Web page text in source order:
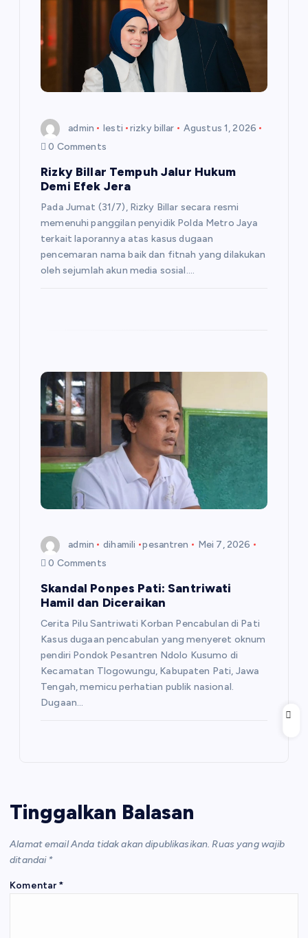
admin lesti rizky billar
Agustus 1, 2026
0 Comments
Rizky Billar Tempuh Jalur Hukum
Demi Efek Jera
Pada Jumat (31/7), Rizky Billar secara resmi
memenuhi panggilan penyidik Polda Metro Jaya
terkait laporannya atas kasus dugaan
pencemaran nama baik dan fitnah yang dilakukan
oleh sejumlah akun media sosial.…
admin dihamili pesantren
Mei 7, 2026
0 Comments
Skandal Ponpes Pati: Santriwati
Hamil dan Diceraikan
Cerita Pilu Santriwati Korban Pencabulan di Pati
Kasus dugaan pencabulan yang menyeret oknum
pendiri Pondok Pesantren Ndolo Kusumo di
Kecamatan Tlogowungu, Kabupaten Pati, Jawa
Tengah, memicu perhatian publik nasional.
Dugaan…
Tinggalkan Balasan
Alamat email Anda tidak akan dipublikasikan. Ruas yang wajib
ditandai *
Komentar *